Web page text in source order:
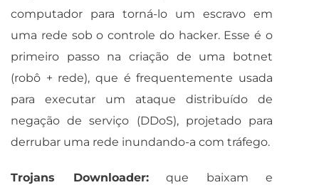
computador para torná-lo um escravo em
uma rede sob o controle do hacker. Esse é o
primeiro passo na criação de uma botnet
(robô + rede), que é frequentemente usada
para executar um ataque distribuído de
negação de serviço (DDoS), projetado para
derrubar uma rede inundando-a com tráfego.
Trojans Downloader:que baixam e